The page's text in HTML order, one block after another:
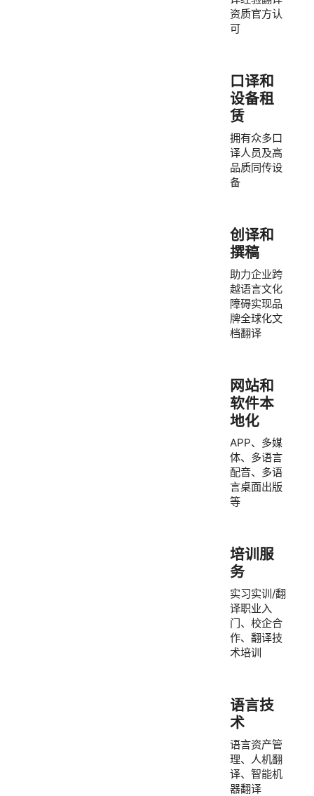
资质官方认
可
口译和
设备租
赁
拥有众多口
译人员及高
品质同传设
备
创译和
撰稿
助力企业跨
越语言文化
障碍实现品
牌全球化文
档翻译
网站和
软件本
地化
APP、多媒
体、多语言
配音、多语
言桌面出版
等
培训服
务
实习实训/翻
译职业入
门、校企合
作、翻译技
术培训
语言技
术
语言资产管
理、人机翻
译、智能机
器翻译